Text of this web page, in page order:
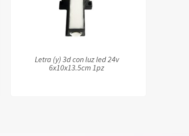
Letra (y) 3d con luz led 24v
6x10x13.5cm 1pz